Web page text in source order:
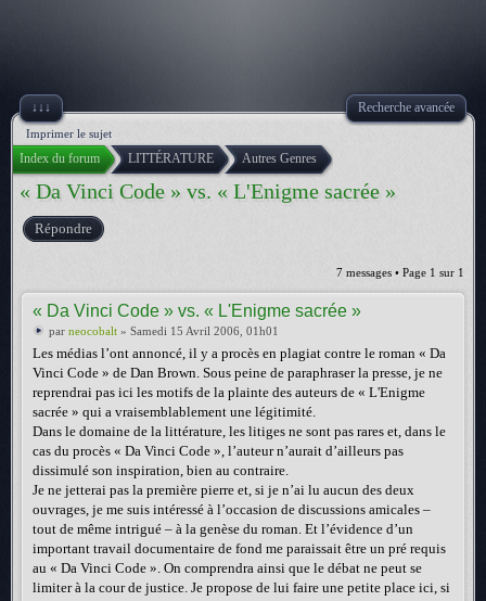
↓↓↓ Recherche avancée
Imprimer le sujet
Index du forum LITTÉRATURE Autres Genres
« Da Vinci Code » vs. « L'Enigme sacrée »
Répondre
7 messages • Page 1 sur 1
« Da Vinci Code » vs. « L'Enigme sacrée »
par neocobalt » Samedi 15 Avril 2006, 01h01
Les médias l’ont annoncé, il y a procès en plagiat contre le roman « Da
Vinci Code » de Dan Brown. Sous peine de paraphraser la presse, je ne
reprendrai pas ici les motifs de la plainte des auteurs de « L'Enigme
sacrée » qui a vraisemblablement une légitimité.
Dans le domaine de la littérature, les litiges ne sont pas rares et, dans le
cas du procès « Da Vinci Code », l’auteur n’aurait d’ailleurs pas
dissimulé son inspiration, bien au contraire.
Je ne jetterai pas la première pierre et, si je n’ai lu aucun des deux
ouvrages, je me suis intéressé à l’occasion de discussions amicales –
tout de même intrigué – à la genèse du roman. Et l’évidence d’un
important travail documentaire de fond me paraissait être un pré requis
au « Da Vinci Code ». On comprendra ainsi que le débat ne peut se
limiter à la cour de justice. Je propose de lui faire une petite place ici, si